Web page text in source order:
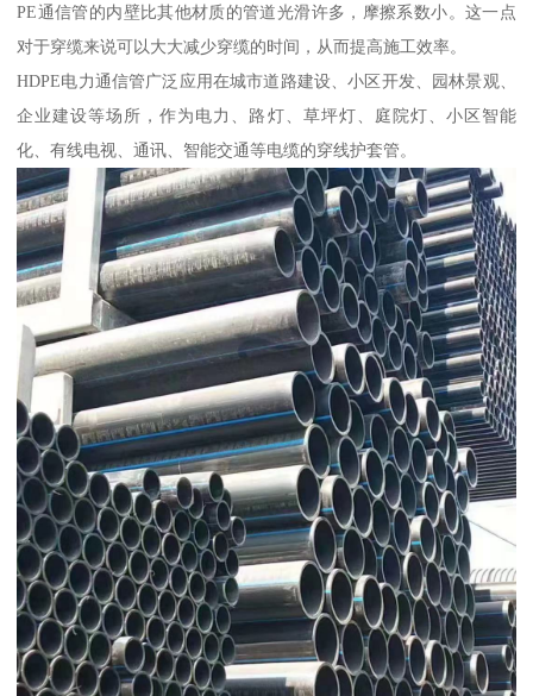
PE通信管的内壁比其他材质的管道光滑许多，摩擦系数小。这一点
对于穿缆来说可以大大减少穿缆的时间，从而提高施工效率。
HDPE电力通信管广泛应用在城市道路建设、小区开发、园林景观、
企业建设等场所，作为电力、路灯、草坪灯、庭院灯、小区智能
化、有线电视、通讯、智能交通等电缆的穿线护套管。